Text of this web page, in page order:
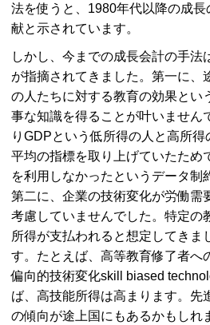
法を使うと、1980年代以降の成
献と示されています。
しかし、今までの成長会計の手法
が指摘されてきました。第一に、
の人たちに対する教育の効果とい
事な知識を得ることが叶いません
り GDPという低所得の人と高所
平均の指標を取り上げていたため
を利用しなかったというデータ制
第二に、企業の技術変化が労働需
考慮していませんでした。特定の
所得が支払われると想定してきま
す。たとえば、高等教育修了者へ
偏向的技術変化skill biased
ば、高技能所得は高まります。先
の傾向が途上国にもあるかもしれ